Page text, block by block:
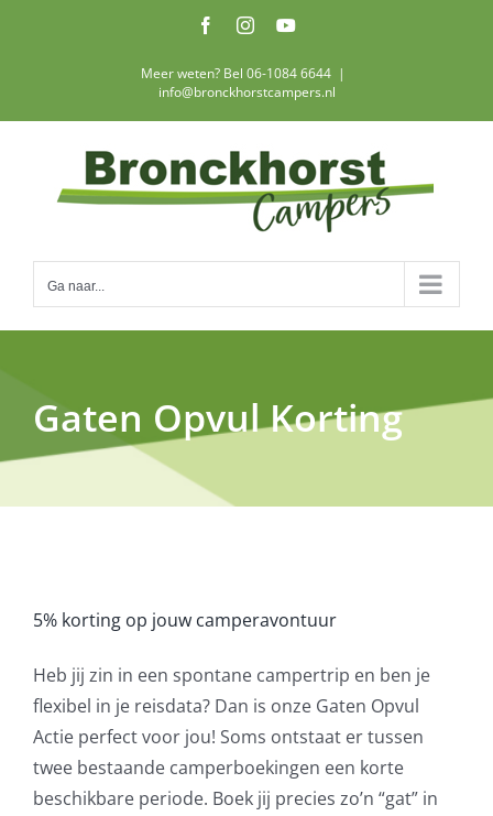
FacebookInstagramYouTube
Meer weten? Bel 06-1084 6644 |
info@bronckhorstcampers.nl
Ga naar...
Gaten Opvul Korting
5% korting op jouw camperavontuur
Heb jij zin in een spontane campertrip en ben je
flexibel in je reisdata? Dan is onze Gaten Opvul
Actie perfect voor jou! Soms ontstaat er tussen
twee bestaande camperboekingen een korte
beschikbare periode. Boek jij precies zo’n “gat” in